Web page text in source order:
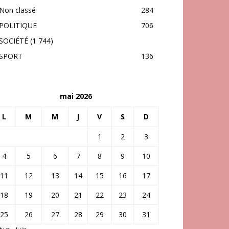
Non classé
284
POLITIQUE
706
(1 744)
136
mai 2026
L M M J V S D
1 2
3
4
5 6 7 8 9
10
11
12 13 14 15 16
17
18
19 20 21 22 23
24
25
26 27 28 29 30
31